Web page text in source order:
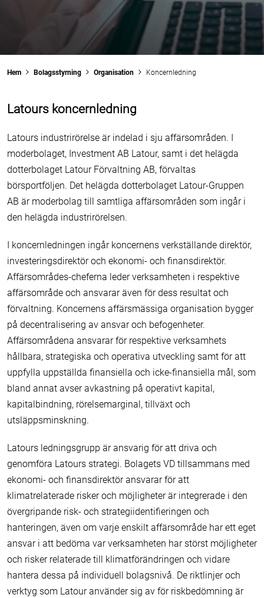
Hem Bolagsstyrning Organisation Koncernledning
Latours koncernledning
Latours industrirörelse är indelad i sju affärsområden. I
moderbolaget, Investment AB Latour, samt i det helägda
dotterbolaget Latour Förvaltning AB, förvaltas
börsportföljen. Det helägda dotterbolaget Latour-Gruppen
AB är moderbolag till samtliga affärsområden som ingår i
den helägda industrirörelsen.
I koncernledningen ingår koncernens verkställande direktör,
investeringsdirektör och ekonomi- och finansdirektör.
Affärsområdes-cheferna leder verksamheten i respektive
affärsområde och ansvarar även för dess resultat och
förvaltning. Koncernens affärsmässiga organisation bygger
på decentralisering av ansvar och befogenheter.
Affärsområdena ansvarar för respektive verksamhets
hållbara, strategiska och operativa utveckling samt för att
uppfylla uppställda finansiella och icke-finansiella mål, som
bland annat avser avkastning på operativt kapital,
kapitalbindning, rörelsemarginal, tillväxt och
utsläppsminskning.
Latours ledningsgrupp är ansvarig för att driva och
genomföra Latours strategi. Bolagets VD tillsammans med
ekonomi- och finansdirektör ansvarar för att
klimatrelaterade risker och möjligheter är integrerade i den
övergripande risk- och strategiidentifieringen och
hanteringen, även om varje enskilt affärsområde har ett eget
ansvar i att bedöma var verksamheten har störst möjligheter
och risker relaterade till klimatförändringen och vidare
hantera dessa på individuell bolagsnivå. De riktlinjer och
verktyg som Latour använder sig av för riskbedömning är
Latour Industries
Bolagsadresser
Finansiella nyckeltal
Securitas
Sweco
TOMRA
Troax
Analytiker
Finansiering
Kalender
Återköp av egna aktier
Omvandling av A-aktier
Utdelningspolicy
Historiska aktiefakta
Bolagsordning
Bolagsstyrningsrapport
Riskhantering
Revisorer
Samhällsengagemang